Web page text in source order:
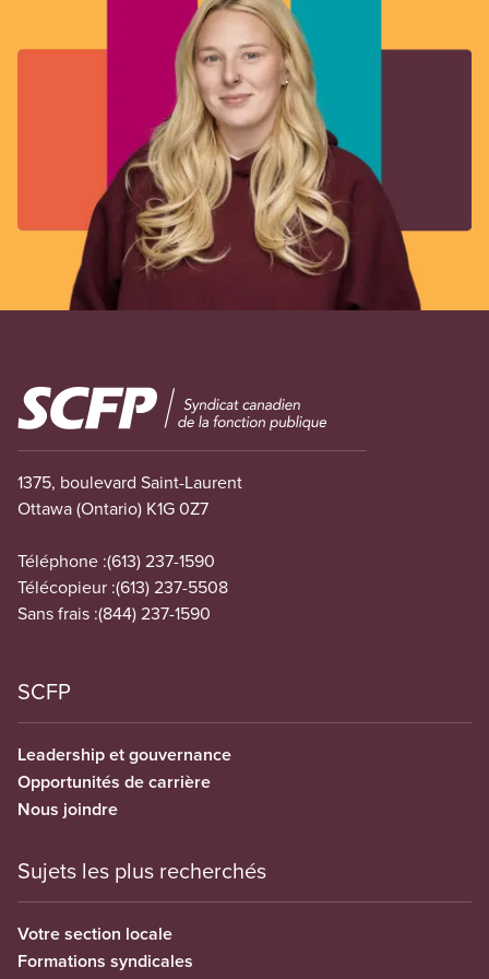
Image
1375, boulevard Saint-Laurent
Ottawa (Ontario) K1G 0Z7
Téléphone :(613) 237-1590
Télécopieur :(613) 237-5508
Sans frais :(844) 237-1590
SCFP
Leadership et gouvernance
Opportunités de carrière
Nous joindre
Sujets les plus recherchés
Votre section locale
Formations syndicales